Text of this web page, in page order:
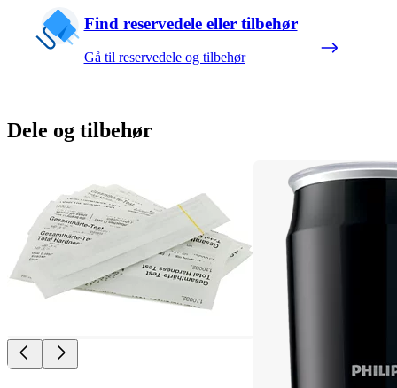
Find reservedele eller tilbehør
Gå til reservedele og tilbehør
Dele og tilbehør